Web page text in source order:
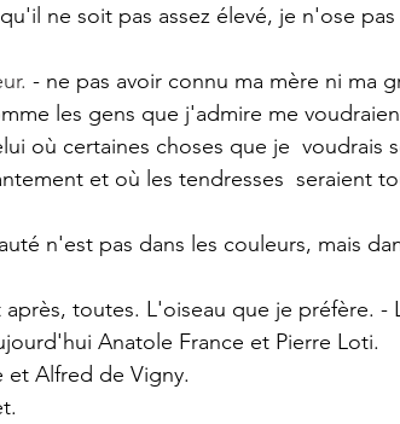
ne soit pas assez élevé, je n'ose
- ne pas avoir connu ma mère ni ma
les gens que j'admire me
où certaines choses que je  voudrais
et où les tendresses  seraient
n'est pas dans les couleurs, mais
après, toutes. L'oiseau que je préfère. -
Anatole France et Pierre Loti.
et Alfred de Vigny.